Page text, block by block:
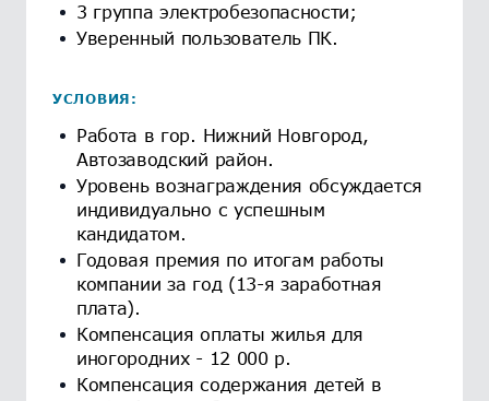
3 группа электробезопасности;
Уверенный пользователь ПК.
УСЛОВИЯ:
Работа в гор. Нижний Новгород,
Автозаводский район.
Уровень вознаграждения обсуждается
индивидуально с успешным
кандидатом.
Годовая премия по итогам работы
компании за год (13-я заработная
плата).
Компенсация оплаты жилья для
иногородних - 12 000 р.
Компенсация содержания детей в